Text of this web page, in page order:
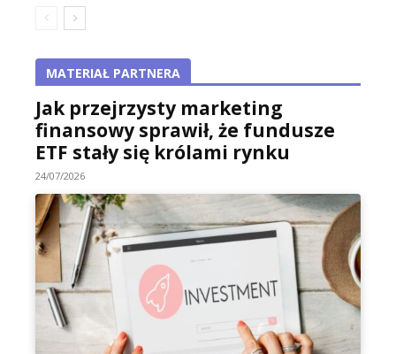
MATERIAŁ PARTNERA
Jak przejrzysty marketing
finansowy sprawił, że fundusze
ETF stały się królami rynku
24/07/2026